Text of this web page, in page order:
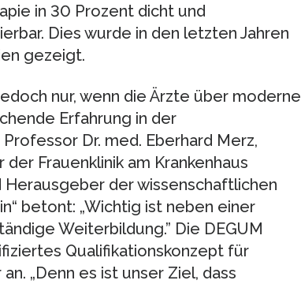
in 30 Prozent dicht und
Dies wurde in den letzten Jahren
gezeigt.
nur, wenn die Ärzte über moderne
Erfahrung in der
Dr. med. Eberhard Merz,
Frauenklinik am Krankenhaus
der wissenschaftlichen
betont: „Wichtig ist neben einer
Weiterbildung.” Die DEGUM
Qualifikationskonzept für
„Denn es ist unser Ziel, dass